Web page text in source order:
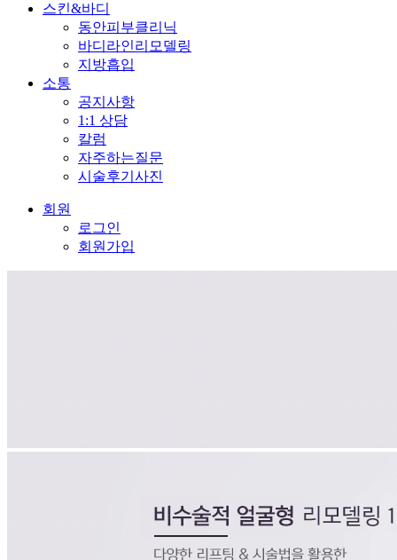
스킨&바디
동안피부클리닉
바디라인리모델링
지방흡입
소통
공지사항
1:1 상담
칼럼
자주하는질문
시술후기사진
회원
로그인
회원가입